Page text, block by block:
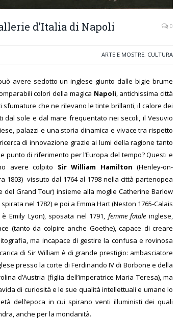
d’Italia di Napoli 0
ARTE E MOSTRE, CULTURA
avere sedotto un inglese giunto dalle bigie brume
colori della magica Napoli, antichissima città
sfumature che ne rilevano le tinte brillanti, il calore dei
dal sole e dal mare frequentato nei secoli, il Vesuvio
palazzi e una storia dinamica e vivace tra rispetto
di innovazione grazie ai lumi della ragione tanto
punto di riferimento per l’Europa del tempo? Questi e
avere colpito Sir William Hamilton (Henley-on-
1803) vissuto dal 1764 al 1798 nella città partenopea
del Grand Tour) insieme alla moglie Catherine Barlow
nel 1782) e poi a Emma Hart (Neston 1765-Calais
Emily Lyon), sposata nel 1791, femme fatale inglese,
(tanto da colpire anche Goethe), capace di creare
ma incapace di gestire la confusa e rovinosa
di Sir William è di grande prestigio: ambasciatore
presso la corte di Ferdinando IV di Borbone e della
d’Austria (figlia dell’imperatrice Maria Teresa), ma
di curiosità e le sue qualità intellettuali e umane lo
dell’epoca in cui spirano venti illuministi dei quali
anche per la mondanità.